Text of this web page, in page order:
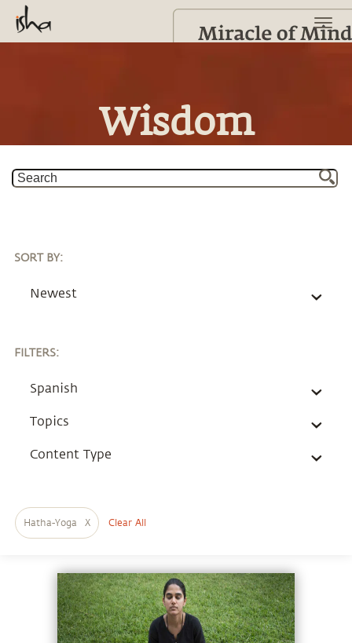
Wisdom
FILTERS:
Spanish
Topics
Content Type
SORT BY:
Newest
Hatha-Yoga X Clear All